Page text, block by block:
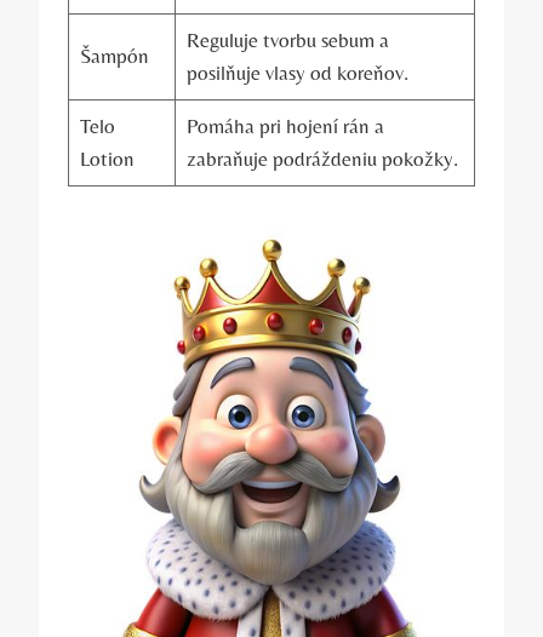
Šampón
Reguluje tvorbu sebum a
posilňuje vlasy od koreňov.
Telo
Lotion
Pomáha pri hojení rán a
zabraňuje podráždeniu pokožky.